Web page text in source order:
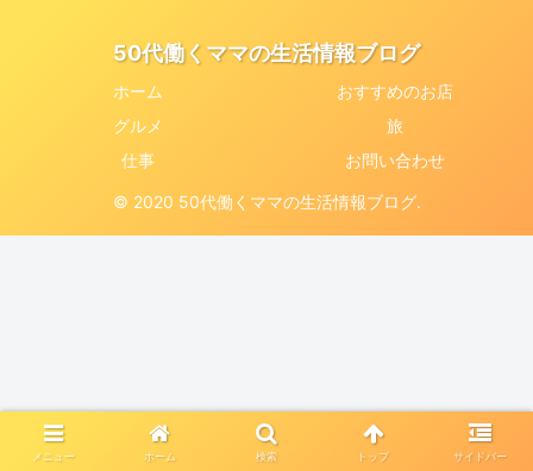
50代働くママの生活情報ブログ
ホーム
おすすめのお店
グルメ
旅
仕事
お問い合わせ
© 2020 50代働くママの生活情報ブログ.
メニュー ホーム 検索 トップ サイドバー